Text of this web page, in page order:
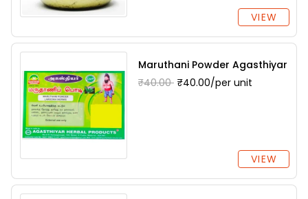
VIEW
Maruthani Powder Agasthiyar
₹40.00 ₹40.00/per unit
VIEW